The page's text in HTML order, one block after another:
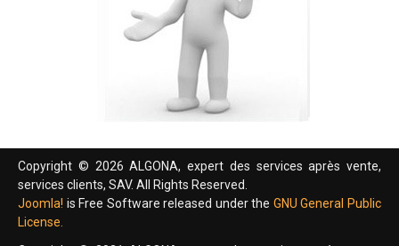
Copyright © 2026 ALGONA, expert des services après vente,
services clients, SAV. All Rights Reserved.
Joomla! is Free Software released under the GNU General Public
License.